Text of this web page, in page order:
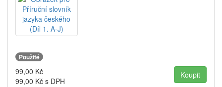
Použité
99,00 Kč
99,00 Kč s DPH